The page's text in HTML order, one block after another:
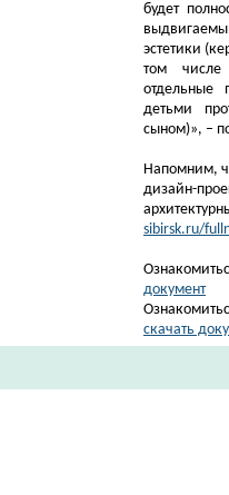
будет
эстетики
том числе
отдельные
детьми
сыном)», –
Напомним,
дизайн-
sibirsk.ru/
документ
скачать